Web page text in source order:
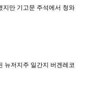
지만 기고문 주석에서 청와
뉴저지주 일간지 버겐레코